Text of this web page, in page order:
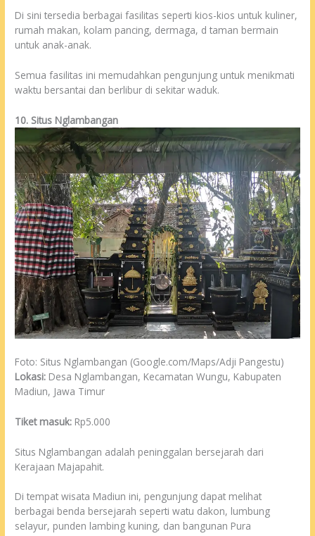
Di sini tersedia berbagai fasilitas seperti kios-kios untuk kuliner,
rumah makan, kolam pancing, dermaga, d taman bermain
untuk anak-anak.
Semua fasilitas ini memudahkan pengunjung untuk menikmati
waktu bersantai dan berlibur di sekitar waduk.
10. Situs Nglambangan
Foto: Situs Nglambangan (Google.com/Maps/Adji Pangestu)
Lokasi: Desa Nglambangan, Kecamatan Wungu, Kabupaten
Madiun, Jawa Timur
Tiket masuk: Rp5.000
Situs Nglambangan adalah peninggalan bersejarah dari
Kerajaan Majapahit.
Di tempat wisata Madiun ini, pengunjung dapat melihat
berbagai benda bersejarah seperti watu dakon, lumbung
selayur, punden lambing kuning, dan bangunan Pura